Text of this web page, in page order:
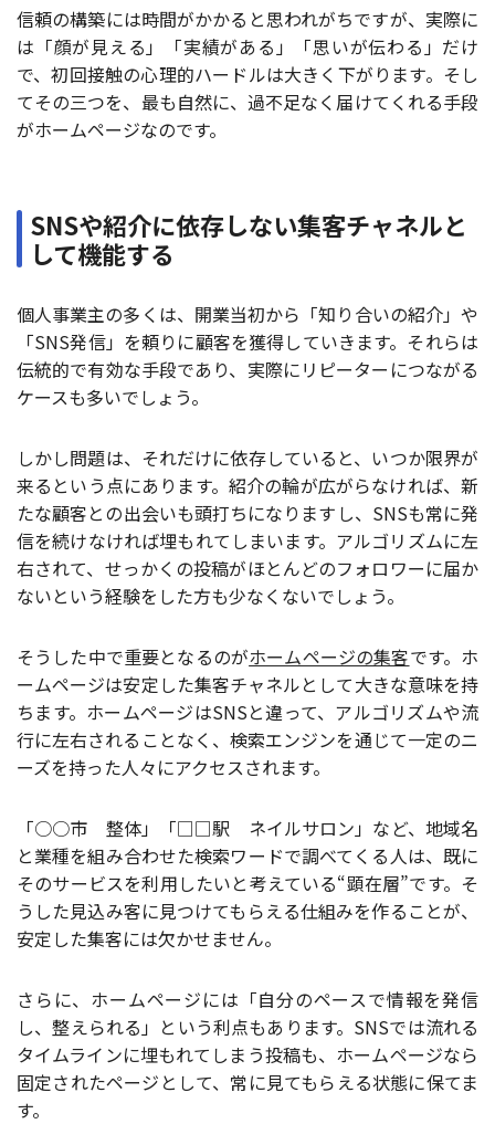
信頼の構築には時間がかかると思われがちですが、実際に
は「顔が見える」「実績がある」「思いが伝わる」だけ
で、初回接触の心理的ハードルは大きく下がります。そし
てその三つを、最も自然に、過不足なく届けてくれる手段
がホームページなのです。
SNSや紹介に依存しない集客チャネルと
して機能する
個人事業主の多くは、開業当初から「知り合いの紹介」や
「SNS発信」を頼りに顧客を獲得していきます。それらは
伝統的で有効な手段であり、実際にリピーターにつながる
ケースも多いでしょう。
しかし問題は、それだけに依存していると、いつか限界が
来るという点にあります。紹介の輪が広がらなければ、新
たな顧客との出会いも頭打ちになりますし、SNSも常に発
信を続けなければ埋もれてしまいます。アルゴリズムに左
右されて、せっかくの投稿がほとんどのフォロワーに届か
ないという経験をした方も少なくないでしょう。
そうした中で重要となるのがホームページの集客です。ホ
ームページは安定した集客チャネルとして大きな意味を持
ちます。ホームページはSNSと違って、アルゴリズムや流
行に左右されることなく、検索エンジンを通じて一定のニ
ーズを持った人々にアクセスされます。
「○○市 整体」「□□駅 ネイルサロン」など、地域名
と業種を組み合わせた検索ワードで調べてくる人は、既に
そのサービスを利用したいと考えている“顕在層”です。そ
うした見込み客に見つけてもらえる仕組みを作ることが、
安定した集客には欠かせません。
さらに、ホームページには「自分のペースで情報を発信
し、整えられる」という利点もあります。SNSでは流れる
タイムラインに埋もれてしまう投稿も、ホームページなら
固定されたページとして、常に見てもらえる状態に保てま
す。